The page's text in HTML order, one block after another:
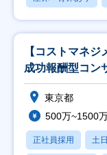
【コストマネ
成功報酬型コン
東京都
500万~1500
正社員採用 土